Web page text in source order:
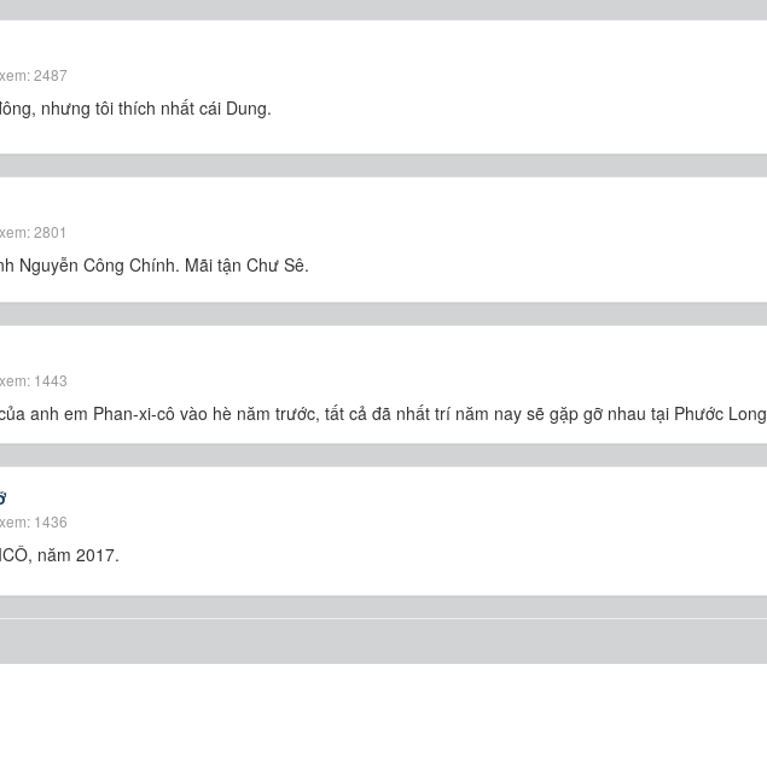
2487
nhưng tôi thích nhất cái Dung.
2801
Nguyễn Công Chính. Mãi tận Chư Sê.
1443
anh em Phan-xi-cô vào hè năm trước, tất cả đã nhất trí năm nay sẽ gặp gỡ nhau tại Phước Long
1436
năm 2017.